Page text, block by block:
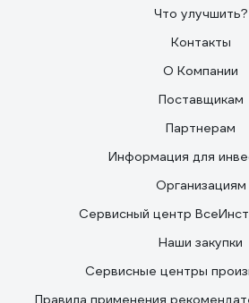
Что улучшить?
Контакты
О Компании
Поставщикам
Партнерам
Информация для
Организациям
Сервисный центр
Наши закупки
Сервисные центры
Правила применения